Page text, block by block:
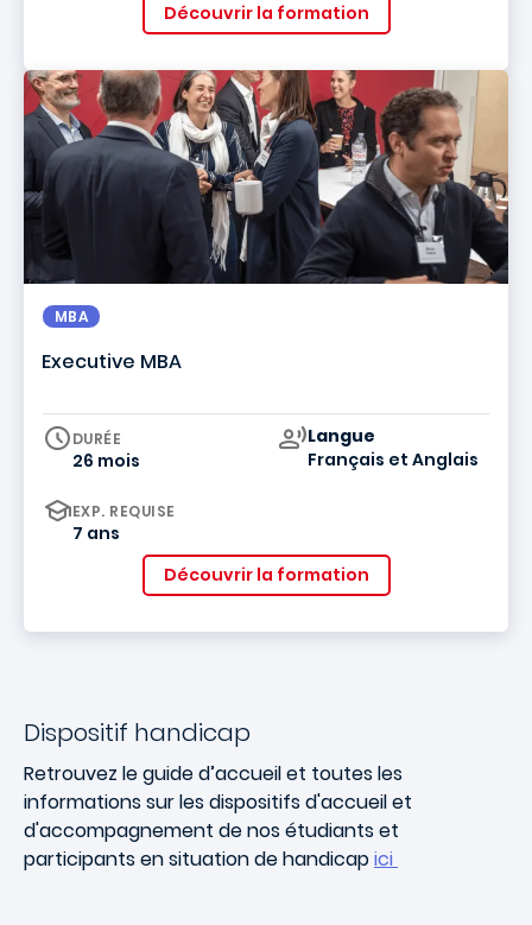
Découvrir la formation
MBA
Executive MBA
DURÉE
26 mois
Curriculum
Langue
Français et Anglais
EXP. REQUISE
7 ans
Découvrir la formation
Dispositif handicap
Retrouvez le guide d’accueil et toutes les
informations sur les dispositifs d'accueil et
d'accompagnement de nos étudiants et
participants en situation de handicapici